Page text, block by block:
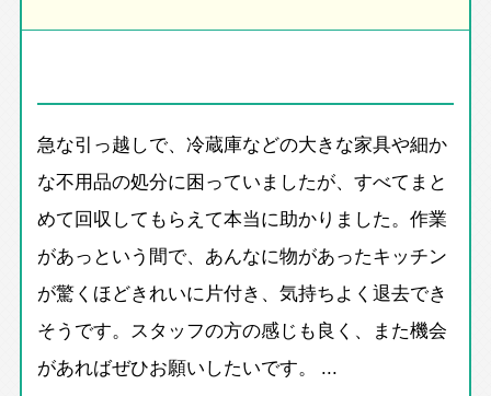
急な引っ越しで、冷蔵庫などの大きな家具や細か
な不用品の処分に困っていましたが、すべてまと
めて回収してもらえて本当に助かりました。作業
があっという間で、あんなに物があったキッチン
が驚くほどきれいに片付き、気持ちよく退去でき
そうです。スタッフの方の感じも良く、また機会
があればぜひお願いしたいです。 ...